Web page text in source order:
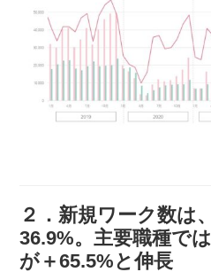
２．新規ワーク数は
36.9%。主要職種で
が＋65.5%と伸長